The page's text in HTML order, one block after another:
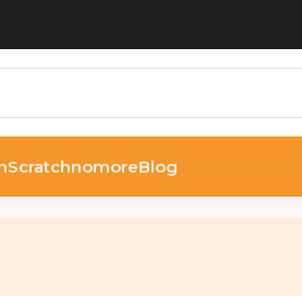
ScratchnomoreBlog